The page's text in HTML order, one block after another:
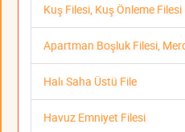
Kuş Filesi, Kuş Önleme Filesi
Apartman Boşluk Filesi,
Halı Saha Üstü File
Havuz Emniyet Filesi